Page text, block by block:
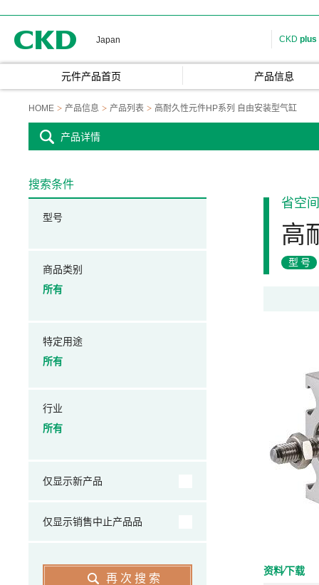
Japan CKD plus
元件产品首页 产品信息
HOME 产品信息 产品列表 高耐久性元件HP系列 自由安装型气缸
产品详情
省空
高
型号
资料⁄下载
搜索条件
型号
商品类别
所有
特定用途
所有
行业
所有
仅显示新产品
仅显示销售中止产品品
再次搜索